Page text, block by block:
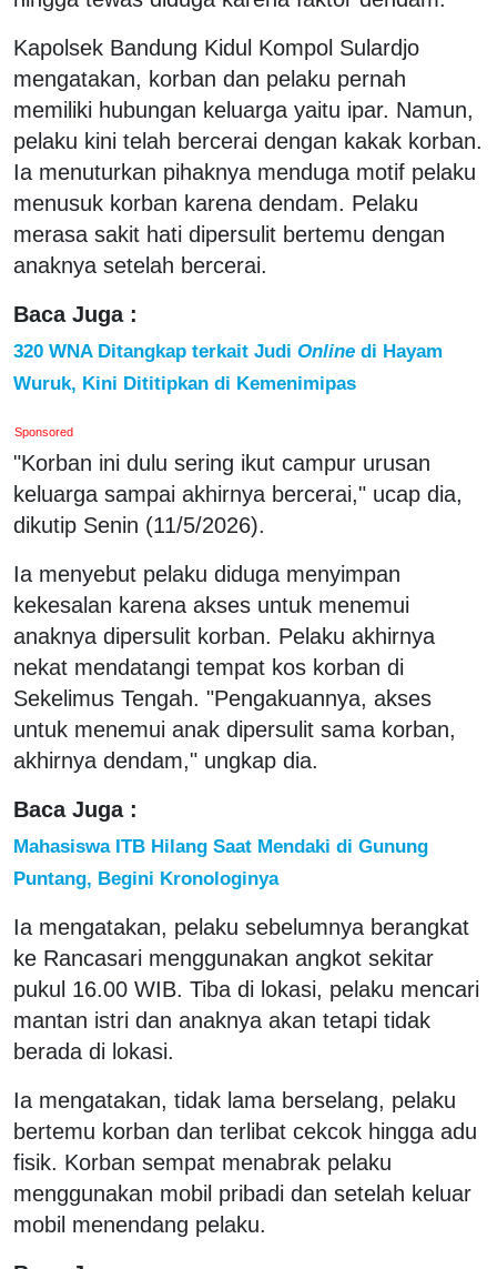
Kapolsek Bandung Kidul Kompol Sulardjo
mengatakan, korban dan pelaku pernah
memiliki hubungan keluarga yaitu ipar. Namun,
pelaku kini telah bercerai dengan kakak korban.
Ia menuturkan pihaknya menduga motif pelaku
menusuk korban karena dendam. Pelaku
merasa sakit hati dipersulit bertemu dengan
anaknya setelah bercerai.
Baca Juga :
320 WNA Ditangkap terkait Judi Online di Hayam
Wuruk, Kini Dititipkan di Kemenimipas
Sponsored
"Korban ini dulu sering ikut campur urusan
keluarga sampai akhirnya bercerai," ucap dia,
dikutip Senin (11/5/2026).
Ia menyebut pelaku diduga menyimpan
kekesalan karena akses untuk menemui
anaknya dipersulit korban. Pelaku akhirnya
nekat mendatangi tempat kos korban di
Sekelimus Tengah. "Pengakuannya, akses
untuk menemui anak dipersulit sama korban,
akhirnya dendam," ungkap dia.
Baca Juga :
Mahasiswa ITB Hilang Saat Mendaki di Gunung
Puntang, Begini Kronologinya
Ia mengatakan, pelaku sebelumnya berangkat
ke Rancasari menggunakan angkot sekitar
pukul 16.00 WIB. Tiba di lokasi, pelaku mencari
mantan istri dan anaknya akan tetapi tidak
berada di lokasi.
Ia mengatakan, tidak lama berselang, pelaku
bertemu korban dan terlibat cekcok hingga adu
fisik. Korban sempat menabrak pelaku
menggunakan mobil pribadi dan setelah keluar
mobil menendang pelaku.